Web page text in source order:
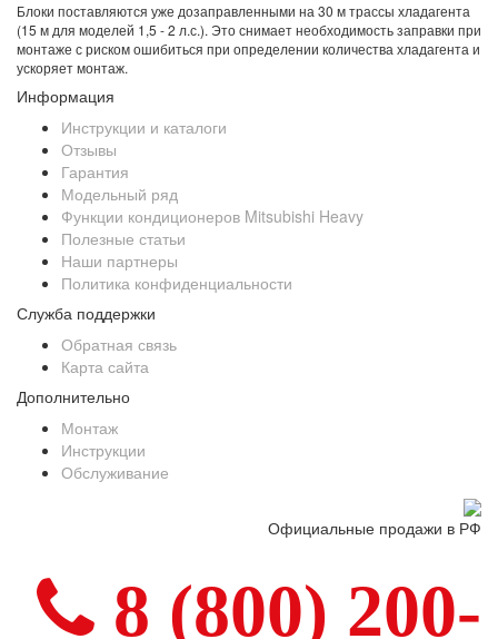
Блоки поставляются уже дозаправленными на 30 м трассы хладагента
(15 м для моделей 1,5 - 2 л.с.). Это снимает необходимость заправки при
монтаже с риском ошибиться при определении количества хладагента и
ускоряет монтаж.
Информация
Инструкции и каталоги
Отзывы
Гарантия
Модельный ряд
Функции кондиционеров Mitsubishi Heavy
Полезные статьи
Наши партнеры
Политика конфиденциальности
Служба поддержки
Обратная связь
Карта сайта
Дополнительно
Монтаж
Инструкции
Обслуживание
Официальные продажи в РФ
8 (800) 200-